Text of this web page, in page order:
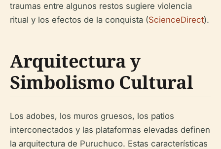
traumas entre algunos restos sugiere violencia
ritual y los efectos de la conquista (ScienceDirect).
Arquitectura y
Simbolismo Cultural
Los adobes, los muros gruesos, los patios
interconectados y las plataformas elevadas definen
la arquitectura de Puruchuco. Estas características